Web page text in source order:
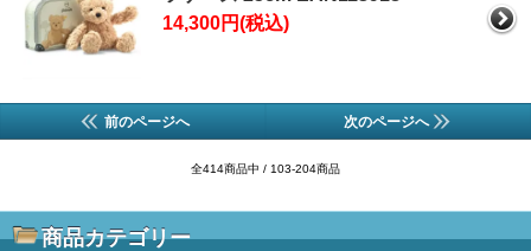
14,300円(税込)
前のページへ 次のページへ
全414商品中 / 103-204商品
商品カテゴリー